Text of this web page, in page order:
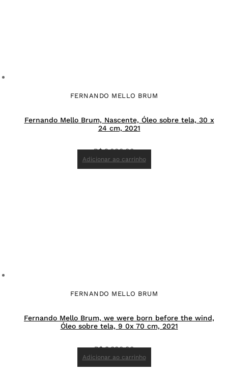
FERNANDO MELLO BRUM
Fernando Mello Brum, Nascente, Óleo sobre tela, 30 x
24 cm, 2021
R$3.000,00
Adicionar ao carrinho
FERNANDO MELLO BRUM
Fernando Mello Brum, we were born before the wind,
Óleo sobre tela, 9 0x 70 cm, 2021
R$8.800,00
Adicionar ao carrinho